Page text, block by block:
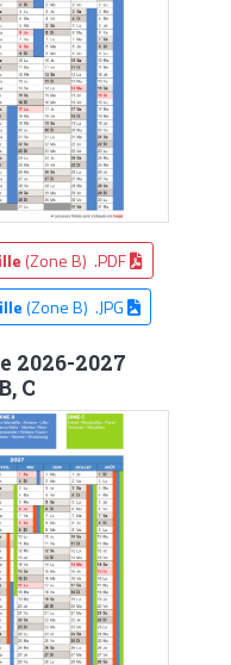
(Zone B) .PDF
(Zone B) .JPG
2026-2027
C